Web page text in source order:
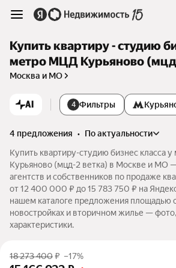
Купить квартиру - студию
метро МЦД Курьяново
Москва и МО
AI 4 Фильтры
4 предложения •
по актуальности
Купить квартиру-студию бизнес класса
Курьяново (мцд-2 ветка) в Москве и МО
агентств и собственников по продаже
от 12 400 000 ₽ до 15 783 750 ₽ на
нашем каталоге предложения площадью
новостройках и вторичном жилье —
характеристики.
18 273 400₽ –17%